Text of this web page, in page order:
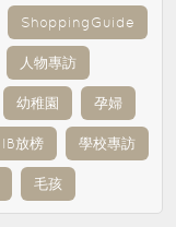
ShoppingGuide
人物專訪
幼稚園 孕婦
IB放榜 學校專訪
毛孩